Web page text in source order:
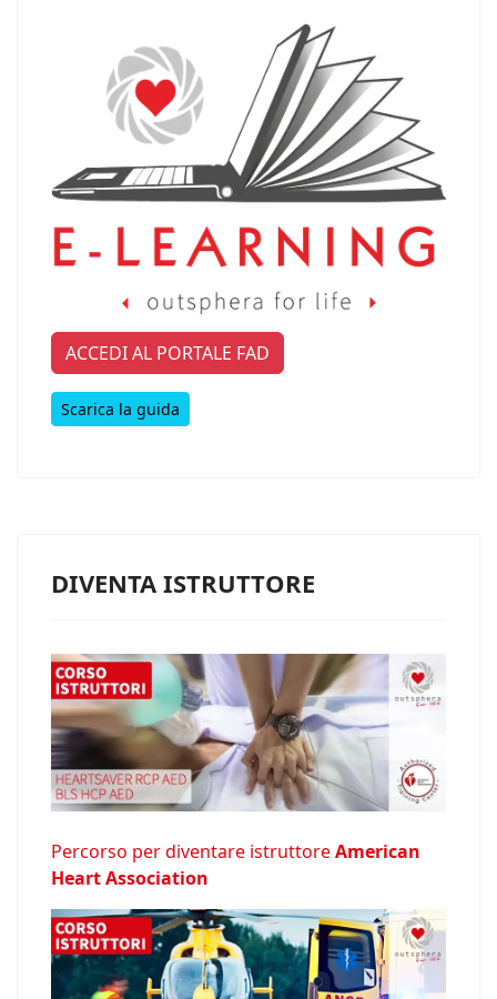
ACCEDI AL PORTALE FAD
Scarica la guida
DIVENTA ISTRUTTORE
Percorso per diventare istruttoreAmerican
Heart Association